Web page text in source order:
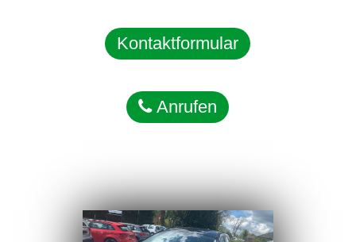
Kontaktformular
Anrufen